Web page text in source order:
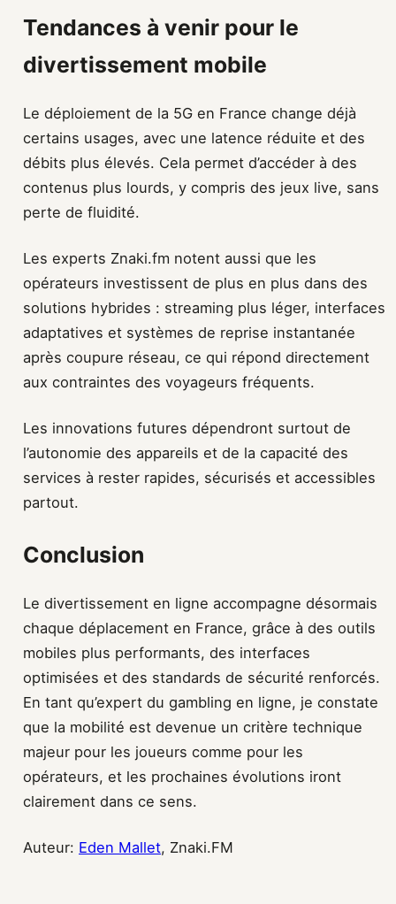
Tendances à venir pour le
divertissement mobile
Le déploiement de la 5G en France change déjà
certains usages, avec une latence réduite et des
débits plus élevés. Cela permet d’accéder à des
contenus plus lourds, y compris des jeux live, sans
perte de fluidité.
Les experts Znaki.fm notent aussi que les
opérateurs investissent de plus en plus dans des
solutions hybrides : streaming plus léger, interfaces
adaptatives et systèmes de reprise instantanée
après coupure réseau, ce qui répond directement
aux contraintes des voyageurs fréquents.
Les innovations futures dépendront surtout de
l’autonomie des appareils et de la capacité des
services à rester rapides, sécurisés et accessibles
partout.
Conclusion
Le divertissement en ligne accompagne désormais
chaque déplacement en France, grâce à des outils
mobiles plus performants, des interfaces
optimisées et des standards de sécurité renforcés.
En tant qu’expert du gambling en ligne, je constate
que la mobilité est devenue un critère technique
majeur pour les joueurs comme pour les
opérateurs, et les prochaines évolutions iront
clairement dans ce sens.
Auteur: Eden Mallet, Znaki.FM